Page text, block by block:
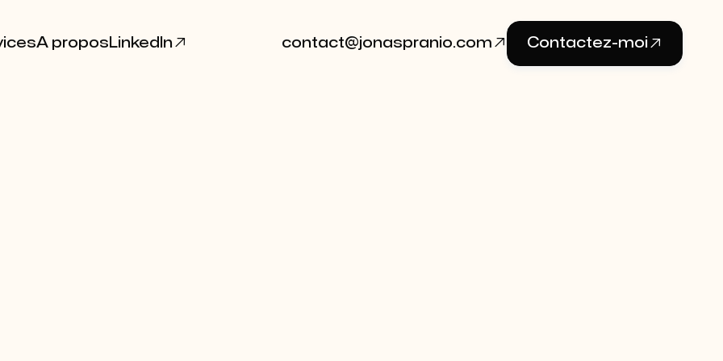
A propos LinkedIn  contact@jonaspranio.com  Contactez-moi 